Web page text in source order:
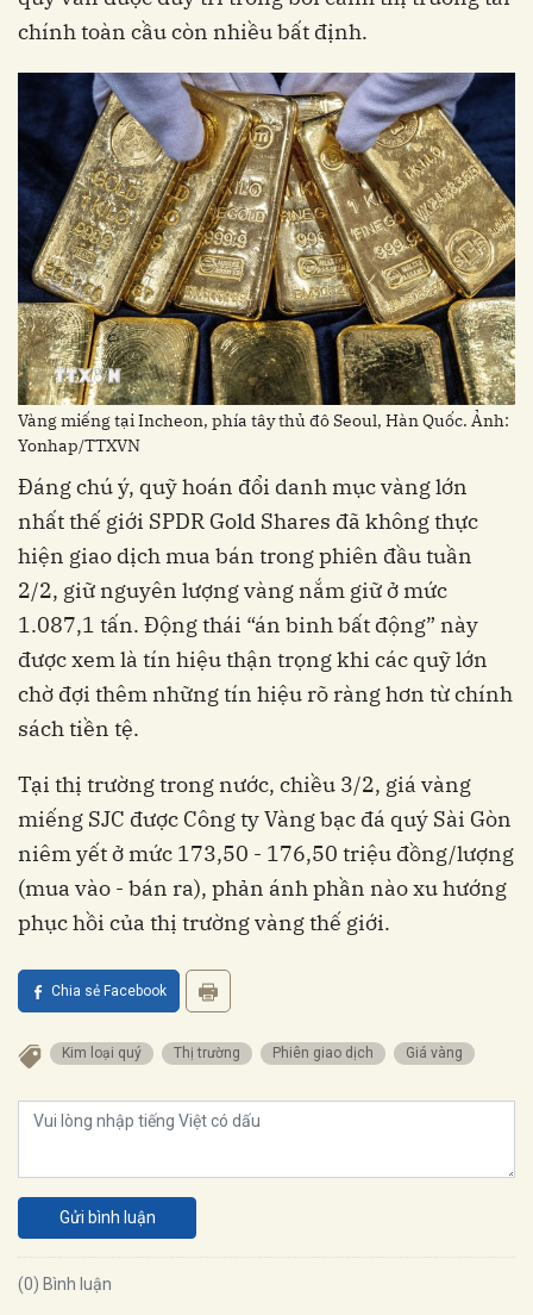
chính toàn cầu còn nhiều bất định.
Vàng miếng tại Incheon, phía tây thủ đô Seoul, Hàn Quốc. Ảnh:
Yonhap/TTXVN
Đáng chú ý, quỹ hoán đổi danh mục vàng lớn
nhất thế giới SPDR Gold Shares đã không thực
hiện giao dịch mua bán trong phiên đầu tuần
2/2, giữ nguyên lượng vàng nắm giữ ở mức
1.087,1 tấn. Động thái “án binh bất động” này
được xem là tín hiệu thận trọng khi các quỹ lớn
chờ đợi thêm những tín hiệu rõ ràng hơn từ chính
sách tiền tệ.
Tại thị trường trong nước, chiều 3/2, giá vàng
miếng SJC được Công ty Vàng bạc đá quý Sài Gòn
niêm yết ở mức 173,50 - 176,50 triệu đồng/lượng
(mua vào - bán ra), phản ánh phần nào xu hướng
phục hồi của thị trường vàng thế giới.
Chia sẻ Facebook
Kim loại quý Thị trường Phiên giao dịch Giá vàng
Gửi bình luận
(0) Bình luận